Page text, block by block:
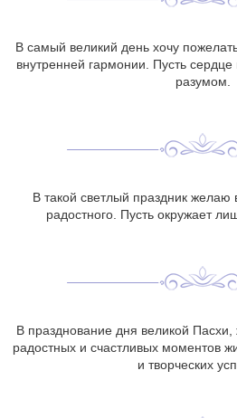
В самый великий день хочу
внутренней гармонии. Пусть сердце
разумом.
В такой светлый праздник желаю
радостного. Пусть окружает
В празднование дня великой
радостных и счастливых моментов
и творческих